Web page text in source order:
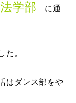
学部
に通
た。
はダンス部をや